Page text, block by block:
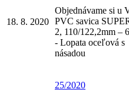
18. 8. 2020
Objednávame si u
PVC savica
2, 110/122,2mm –
- Lopata oceľová s
násadou
25/2020